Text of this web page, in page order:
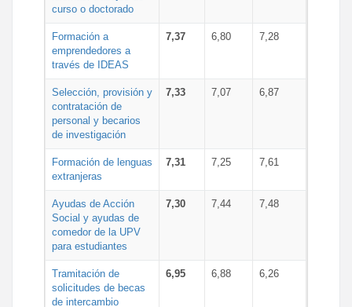
curso o doctorado
Formación a
emprendedores a
través de IDEAS
7,37 6,80 7,28
Selección, provisión y
contratación de
personal y becarios
de investigación
7,33 7,07 6,87
Formación de lenguas
extranjeras
7,31 7,25 7,61
Ayudas de Acción
Social y ayudas de
comedor de la UPV
para estudiantes
7,30 7,44 7,48
Tramitación de
solicitudes de becas
de intercambio
6,95 6,88 6,26